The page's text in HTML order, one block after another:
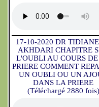
17-10-2020 DR
AKHDARI CHAPITRE
L'OUBLI AU COURS
PRIERE COMMENT
UN OUBLI OU UN
DANS LA PRIERE
(Téléchargé 2880 fois)